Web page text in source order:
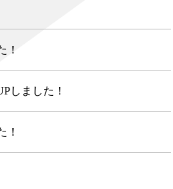
！
しました！
！